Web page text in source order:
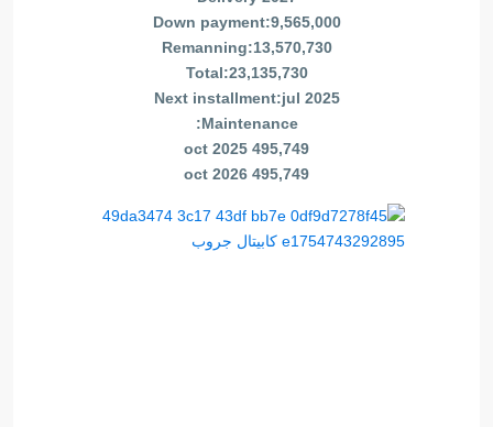
Down payment:9,565,000
Remanning:13,570,730
Total:23,135,730
Next installment:jul 2025
Maintenance:
495,749 oct 2025
495,749 oct 2026